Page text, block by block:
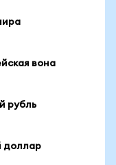
вона
рубль
доллар